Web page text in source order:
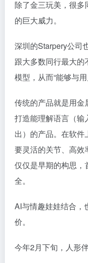
除了金三玩美，很
的巨大威力。
深圳的Starpery公司
跟大多数同行最大
模型，从而“能够与
传统的产品就是用金
打造能理解语言（输
出）的产品。在软
要灵活的关节、高
仅仅是早期的构思
全。
AI与情趣娃娃结合，
价。
今年2月下旬，人形